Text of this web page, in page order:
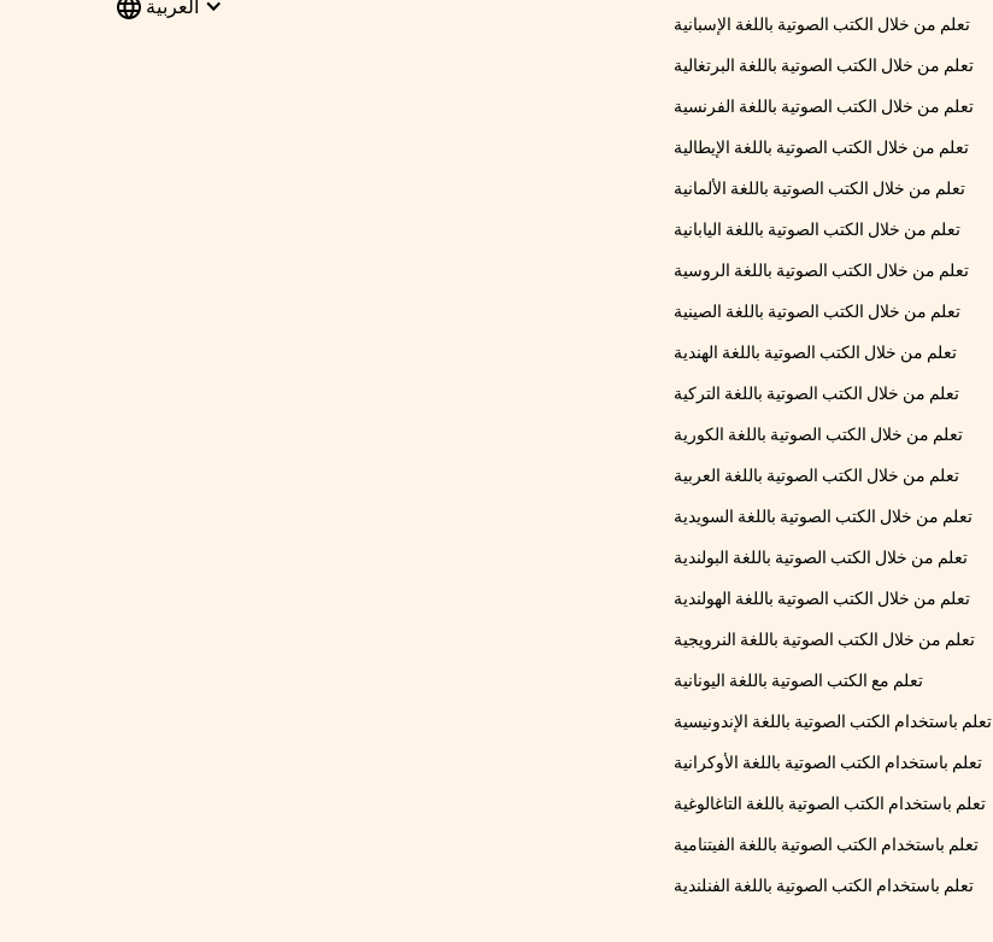
العربية
تعلم من خلال الكتب الصوتية باللغة الإسبانية
تعلم من خلال الكتب الصوتية باللغة البرتغالية
تعلم من خلال الكتب الصوتية باللغة الفرنسية
تعلم من خلال الكتب الصوتية باللغة الإيطالية
تعلم من خلال الكتب الصوتية باللغة الألمانية
تعلم من خلال الكتب الصوتية باللغة اليابانية
تعلم من خلال الكتب الصوتية باللغة الروسية
تعلم من خلال الكتب الصوتية باللغة الصينية
تعلم من خلال الكتب الصوتية باللغة الهندية
تعلم من خلال الكتب الصوتية باللغة التركية
تعلم من خلال الكتب الصوتية باللغة الكورية
تعلم من خلال الكتب الصوتية باللغة العربية
تعلم من خلال الكتب الصوتية باللغة السويدية
تعلم من خلال الكتب الصوتية باللغة البولندية
تعلم من خلال الكتب الصوتية باللغة الهولندية
تعلم من خلال الكتب الصوتية باللغة النرويجية
تعلم مع الكتب الصوتية باللغة اليونانية
تعلم باستخدام الكتب الصوتية باللغة الإندونيسية
تعلم باستخدام الكتب الصوتية باللغة الأوكرانية
تعلم باستخدام الكتب الصوتية باللغة التاغالوغية
تعلم باستخدام الكتب الصوتية باللغة الفيتنامية
تعلم باستخدام الكتب الصوتية باللغة الفنلندية